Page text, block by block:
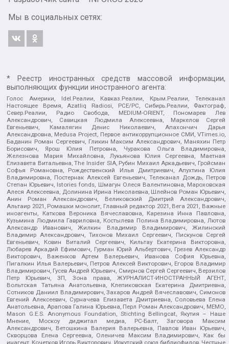
Мы в социальных сетях:
* Реестр иностранных средств массовой информации,
выполняющих функции иностранного агента:
Голос Америки, Idel.Реалии, Кавказ.Реалии, Крым.Реалии, Телеканал
Настоящее Время, Azatliq Radiosi, PCE/PC, Сибирь.Реалии, Фактограф,
Север.Реалии, Радио Свобода, MEDIUM-ORIENT, Пономарев Лев
Александрович, Савицкая Людмила Алексеевна, Маркелов Сергей
Евгеньевич, Камалягин Денис Николаевич, Апахончич Дарья
Александровна, Medusa Project, Первое антикоррупционное СМИ, VTimes.io,
Баданин Роман Сергеевич, Гликин Максим Александрович, Маняхин Петр
Борисович, Ярош Юлия Петровна, Чуракова Ольга Владимировна,
Железнова Мария Михайловна, Лукьянова Юлия Сергеевна, Маетная
Елизавета Витальевна, The Insider SIA, Рубин Михаил Аркадьевич, Гройсман
Софья Романовна, Рождественский Илья Дмитриевич, Апухтина Юлия
Владимировна, Постернак Алексей Евгеньевич, Телеканал Дождь, Петров
Степан Юрьевич, Istories fonds, Шмагун Олеся Валентиновна, Мароховская
Алеся Алексеевна, Долинина Ирина Николаевна, Шлейнов Роман Юрьевич,
Анин Роман Александрович, Великовский Дмитрий Александрович,
Альтаир 2021, Ромашки монолит, Главный редактор 2021, Вега 2021, Важные
иноагенты, Каткова Вероника Вячеславовна, Карезина Инна Павловна,
Кузьмина Людмила Гавриловна, Костылева Полина Владимировна, Лютов
Александр Иванович, Жилкин Владимир Владимирович, Жилинский
Владимир Александрович, Тихонов Михаил Сергеевич, Пискунов Сергей
Евгеньевич, Ковин Виталий Сергеевич, Кильтау Екатерина Викторовна,
Любарев Аркадий Ефимович, Гурман Юрий Альбертович, Грезев Александр
Викторович, Важенков Артем Валерьевич, Иванова София Юрьевна,
Пигалкин Илья Валерьевич, Петров Алексей Викторович, Егоров Владимир
Владимирович, Гусев Андрей Юрьевич, Смирнов Сергей Сергеевич, Верзилов
Петр Юрьевич, ЗП, Зона права, ЖУРНАЛИСТ-ИНОСТРАННЫЙ АГЕНТ,
Вольтская Татьяна Анатольевна, Клепиковская Екатерина Дмитриевна,
Сотников Даниил Владимирович, Захаров Андрей Вячеславович, Симонов
Евгений Алексеевич, Сурначева Елизавета Дмитриевна, Соловьева Елена
Анатольевна, Арапова Галина Юрьевна, Перл Роман Александрович, МЕМО,
Mason G.E.S. Anonymous Foundation, Stichting Bellingcat, Якутия – Наше
Мнение, Москоу диджитал медиа, РС-Балт, Заговора Максим
Александрович, Ветошкина Валерия Валерьевна, Павлов Иван Юрьевич,
Скворцова Елена Сергеевна, Оленичев Максим Владимирович, Как бы
инагент, Кочетков Игорь Викторович, Иркутский союз библиофилов, Честные